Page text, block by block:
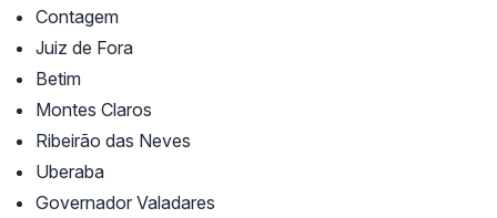
Contagem
Juiz de Fora
Betim
Montes Claros
Ribeirão das Neves
Uberaba
Governador Valadares